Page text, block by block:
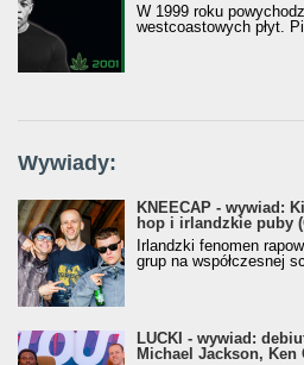
W 1999 roku
westcoastowych płyt.
Wywiady:
KNEECAP - wywiad:
hop i irlandzkie puby
Irlandzki fenomen
grup na współczesnej
LUCKI - wywiad:
Michael Jackson, Ken